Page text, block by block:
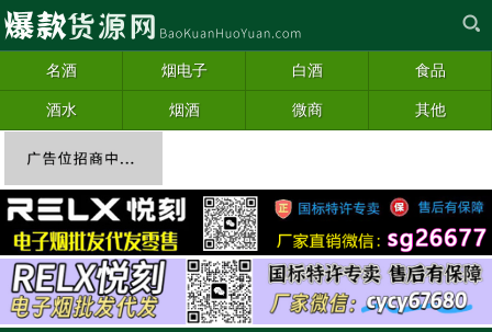
名酒 烟电子 白酒 食品
酒水 烟酒 微商 其他